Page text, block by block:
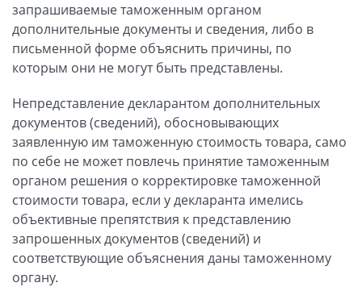
запрашиваемые таможенным органом
дополнительные документы и сведения, либо в
письменной форме объяснить причины, по
которым они не могут быть представлены.
Непредставление декларантом дополнительных
документов (сведений), обосновывающих
заявленную им таможенную стоимость товара, само
по себе не может повлечь принятие таможенным
органом решения о корректировке таможенной
стоимости товара, если у декларанта имелись
объективные препятствия к представлению
запрошенных документов (сведений) и
соответствующие объяснения даны таможенному
органу.